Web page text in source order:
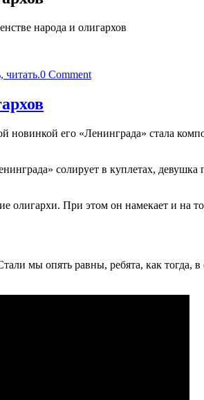
народа и олигархов
читать.0 Comment
его «Ленинграда» стала
солирует в куплетах, девушка
олигархи. При этом он намекает и на
мы опять равны, ребята, как тогда,